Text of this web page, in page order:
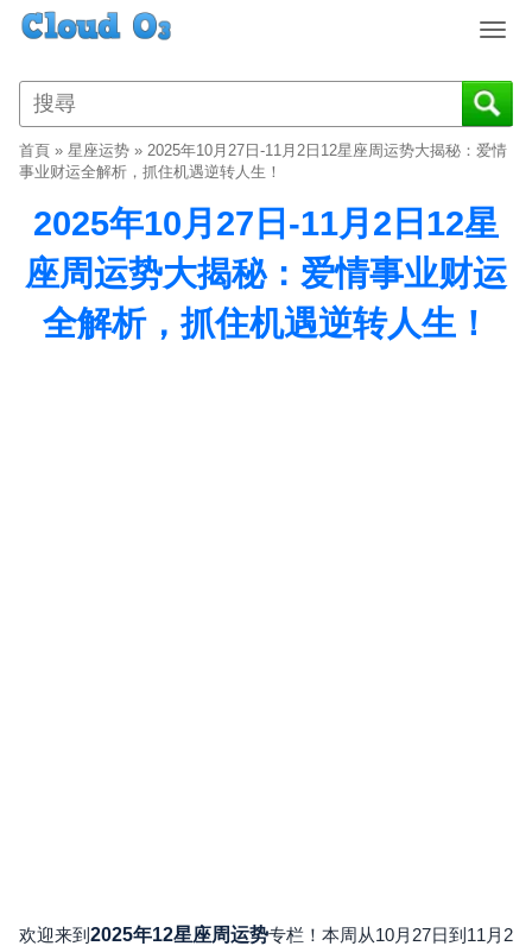
T
g
g
e
a
v
i
g
首頁 » 星座运势 » 2025年10月27日-11月2日12星座周运势大揭秘：爱情
事业财运全解析，抓住机遇逆转人生！
2025年10月27日-11月2日12星
座周运势大揭秘：爱情事业财运
全解析，抓住机遇逆转人生！
欢迎来到 2025年12星座周运势专栏！本周从10月27日到11月2